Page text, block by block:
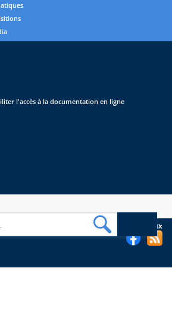
l'accès à la documentation en ligne
de l'EHESP sur les réseaux sociaux